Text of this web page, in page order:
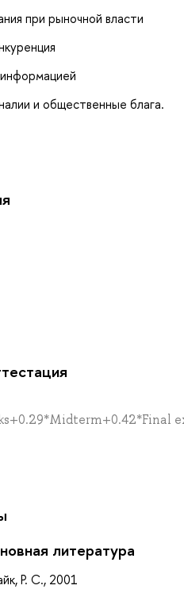
при рыночной власти
и общественные блага.
литература
Р. С., 2001